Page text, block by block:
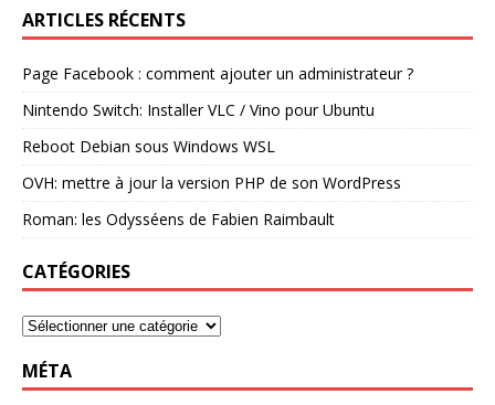
ARTICLES RÉCENTS
Page Facebook : comment ajouter un administrateur ?
Nintendo Switch: Installer VLC / Vino pour Ubuntu
Reboot Debian sous Windows WSL
OVH: mettre à jour la version PHP de son WordPress
Roman: les Odysséens de Fabien Raimbault
CATÉGORIES
MÉTA